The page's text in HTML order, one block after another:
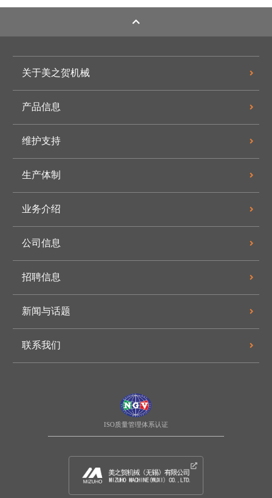
关于美之贺机械
产品信息
维护支持
生产体制
业务介绍
公司信息
招聘信息
新闻与话题
联系我们
ISO质量管理体系认证